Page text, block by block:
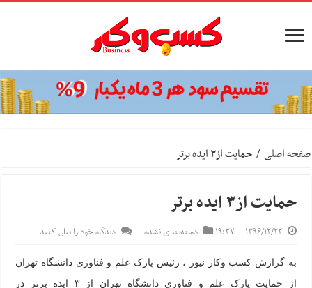
صفحه اصلی / حمایت از۳ ایده برتر
حمایت از۳ ایده برتر
۱۳۹۶/۱۲/۲۲ ۱۹:۳۷ دسته‌بندی نشده دیدگاه خود را بیان کنید
به گزارش کسب وکار نیوز ، رئیس پارک علم و فناوری دانشگاه تهران
از حمایت پارک علم و فناوری دانشگاه تهران از ۳ ایده برتر در